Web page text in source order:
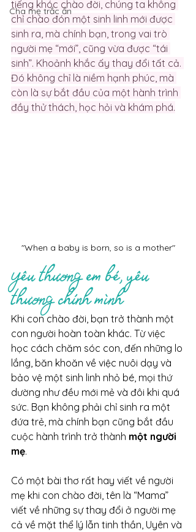
Cha mẹ trắc ẩn
tiếng khóc chào đời, chúng ta không
chỉ chào đón một sinh linh mới được
sinh ra, mà chính bạn, trong vai trò
người mẹ “mới”, cũng vừa được “tái
sinh”. Khoảnh khắc ấy thay đổi tất cả.
Đó không chỉ là niềm hạnh phúc, mà
còn là sự bắt đầu của một hành trình
đầy thử thách, học hỏi và khám phá.
"When a baby is born, so is a mother"
Yêu thương em bé, yêu
thương chính mình
Khi con chào đời, bạn trở thành một
con người hoàn toàn khác. Từ việc
học cách chăm sóc con, đến những lo
lắng, băn khoăn về việc nuôi dạy và
bảo vệ một sinh linh nhỏ bé, mọi thứ
dường như đều mới mẻ và đôi khi quá
sức. Bạn không phải chỉ sinh ra một
đứa trẻ, mà chính bạn cũng bắt đầu
cuộc hành trình trở thành một người
mẹ.
Có một bài thơ rất hay viết về người
mẹ khi con chào đời, tên là “Mama”
viết về những sự thay đổi ở người mẹ
cả về mặt thể lý lẫn tinh thần, Uyên và